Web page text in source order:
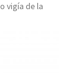
vigía de la